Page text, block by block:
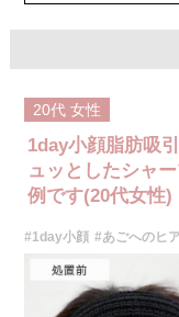
クレヴィエルコントア
ボリューマ 131,800円(税
施術内容：脂肪を減らし
ほどの切開を加え、カ
接吸引し、除去します
目立たない部分から皮
す。
施術時間：約30分程
リスク、副作用：赤み、
染症、左右差、施術箇
着、脂肪塞栓、皮膚のよ
費用：通常価格 437,800
顔の脂肪吸引箇所の追
オプション：笑気麻酔
20代 女性
1day小顔脂肪吸
ュッとしたシャ
例です(20代女性)
#1day小顔 #あごへのヒ